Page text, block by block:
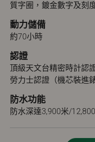
質字圈，鍍金數字及刻
動力儲備
約70小時
認證
頂級天文台精密時計認
勞力士認證（機芯裝進
防水功能
防水深達3,900米/